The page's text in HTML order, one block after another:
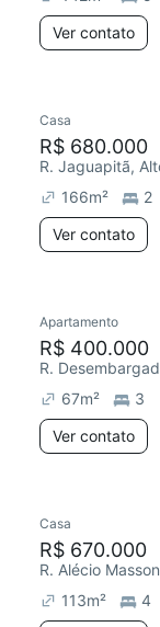
Ver contato
Casa
R$ 680.000
R. Jaguapitã,
166m² 2
Ver contato
Apartamento
R$ 400.000
R.
67m²
3
Ver contato
Casa
R$ 670.000
R. Alécio
113m² 4